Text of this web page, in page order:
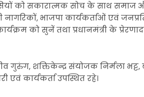
को सकारात्मक सोच के साथ समाज
नागरिकों, भाजपा कार्यकर्ताओं एवं
को सुनें तथा प्रधानमंत्री के
शक्तिकेन्द्र संयोजक निर्मला भट्ट,
एवं कार्यकर्ता उपस्थित रहे।